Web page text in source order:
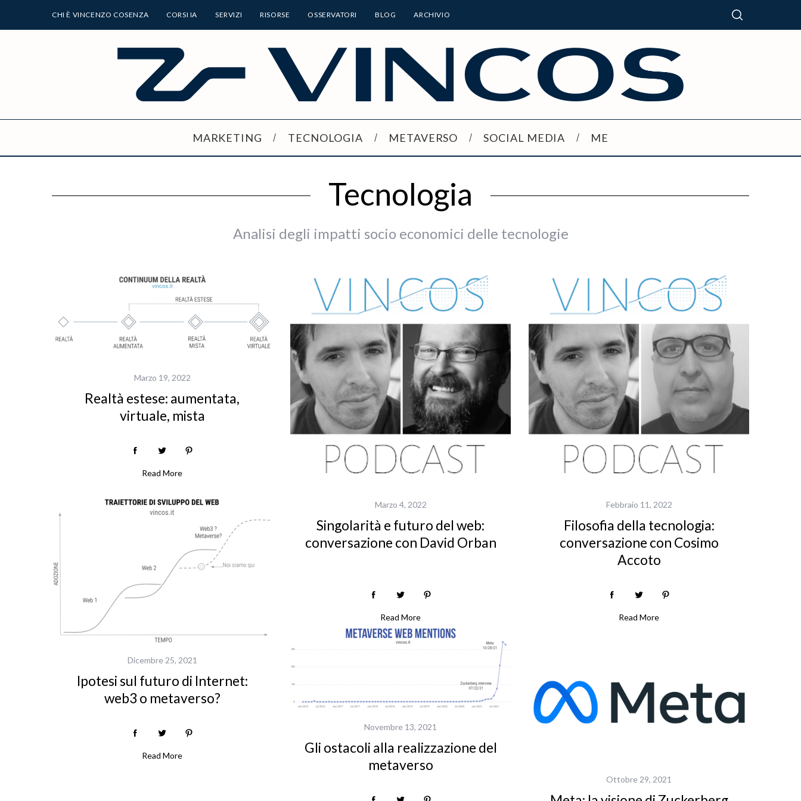
CHI È VINCENZO COSENZA CORSI IA SERVIZI RISORSE OSSERVATORI BLOG ARCHIVIO
MARKETING TECNOLOGIA METAVERSO SOCIAL MEDIA ME
Tecnologia
Analisi degli impatti socio economici delle tecnologie
Marzo 19, 2022
Realtà estese: aumentata,
virtuale, mista
Read More
Marzo 4, 2022
Singolarità e futuro del web:
conversazione con David Orban
Read More
Febbraio 11, 2022
Filosofia della tecnologia:
conversazione con Cosimo
Accoto
Read More
Dicembre 25, 2021
Ipotesi sul futuro di Internet:
web3 o metaverso?
Read More
Novembre 13, 2021
Gli ostacoli alla realizzazione del
metaverso
Ottobre 29, 2021
h